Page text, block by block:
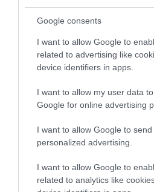
Google consents
I want to allow Google to
related to advertising like
device identifiers in apps.
I want to allow my user data
Google for online advertising
I want to allow Google to send
personalized advertising.
I want to allow Google to
related to analytics like
teremtés
napot, az
állatokat
rendre
látja, mert
hogy ez jó.
legjobb,